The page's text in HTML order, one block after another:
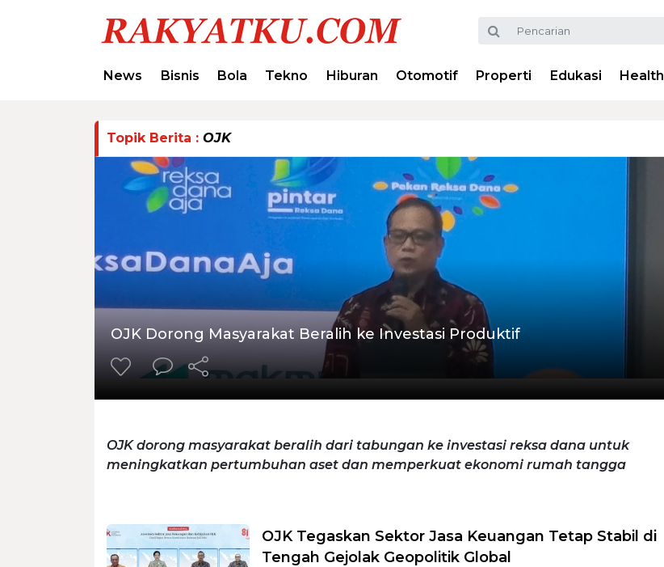
News Bisnis Bola Tekno Hiburan Otomotif Properti Edukasi Health
Topik Berita : OJK
OJK Dorong Masyarakat Beralih ke Investasi Produktif
OJK dorong masyarakat beralih dari tabungan ke investasi reksa dana untuk
meningkatkan pertumbuhan aset dan memperkuat ekonomi rumah tangga
OJK Tegaskan Sektor Jasa Keuangan Tetap Stabil di
Tengah Gejolak Geopolitik Global